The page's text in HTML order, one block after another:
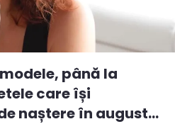
până la
care își
naștere în august...